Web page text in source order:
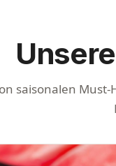
saisonalen